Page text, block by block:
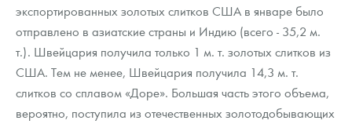
экспортированных золотых слитков США в январе было
отправлено в азиатские страны и Индию (всего - 35,2 м.
т.). Швейцария получила только 1 м. т. золотых слитков из
США. Тем не менее, Швейцария получила 14,3 м. т.
слитков со сплавом «Доре». Большая часть этого объема,
вероятно, поступила из отечественных золотодобывающих